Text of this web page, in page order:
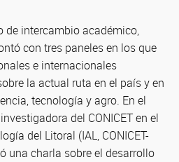
de intercambio académico,
con tres paneles en los que
e internacionales
la actual ruta en el país y en
tecnología y agro. En el
del CONICET en el
del Litoral (IAL, CONICET-
una charla sobre el desarrollo